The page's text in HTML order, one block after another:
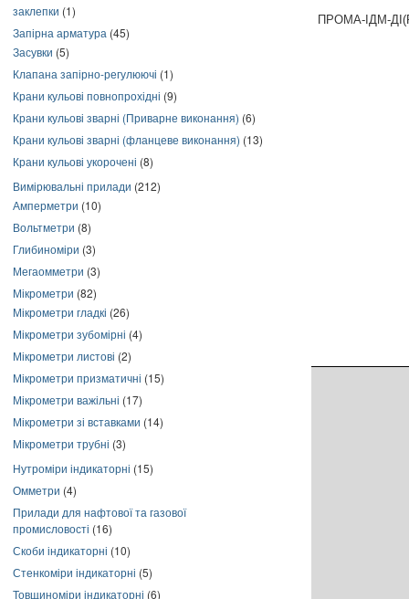
заклепки (1)
Запірна арматура (45)
Засувки (5)
Клапана запірно-регулюючі (1)
Крани кульові повнопрохідні (9)
Крани кульові зварні (Приварне виконання) (6)
Крани кульові зварні (фланцеве виконання) (13)
Крани кульові укорочені (8)
Вимірювальні прилади (212)
Амперметри (10)
Вольтметри (8)
Глибиноміри (3)
Мегаомметри (3)
Мікрометри (82)
Мікрометри гладкі (26)
Мікрометри зубомірні (4)
Мікрометри листові (2)
Мікрометри призматичні (15)
Мікрометри важільні (17)
Мікрометри зі вставками (14)
Мікрометри трубні (3)
Нутроміри індикаторні (15)
Омметри (4)
Прилади для нафтової та газової
промисловості (16)
Скоби індикаторні (10)
Стенкоміри індикаторні (5)
Товщиноміри індикаторні (6)
ПРОМА-ІДМ-